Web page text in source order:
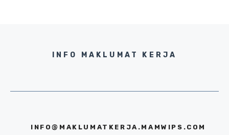
INFO MAKLUMAT KERJA
INFO@MAKLUMATKERJA.MAMWIPS.COM